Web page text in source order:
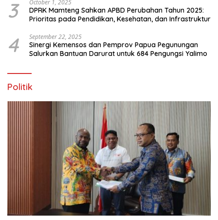
3 October 1, 2025
DPRK Mamteng Sahkan APBD Perubahan Tahun 2025:
Prioritas pada Pendidikan, Kesehatan, dan Infrastruktur
4 September 22, 2025
Sinergi Kemensos dan Pemprov Papua Pegunungan
Salurkan Bantuan Darurat untuk 684 Pengungsi Yalimo
Politik